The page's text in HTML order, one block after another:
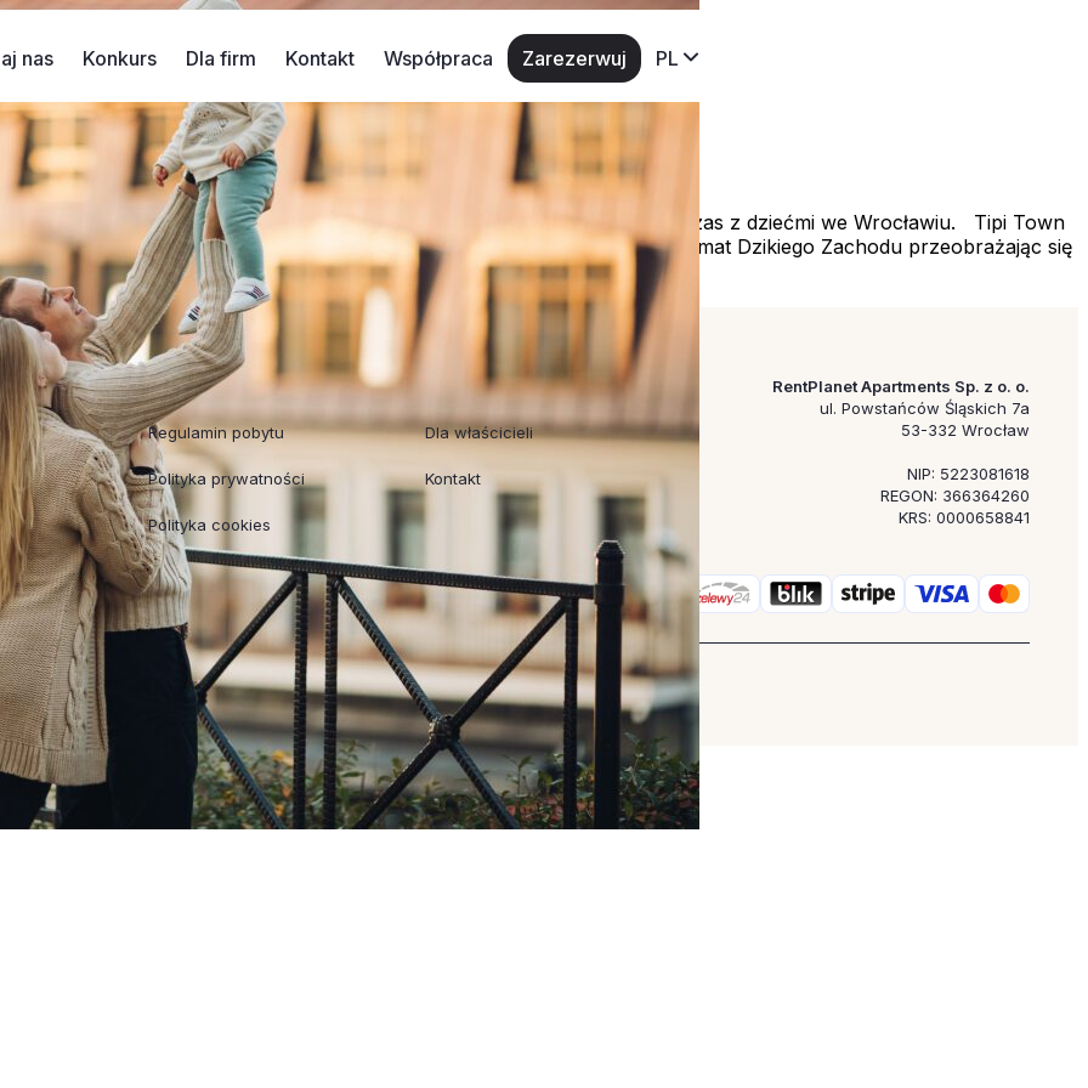
nas Konkurs Dla firm Kontakt Współpraca Zarezerwuj PL
dzieci
zastanawiasz się czy warto tu wpaść?;) Zobacz, jak najlepiej spędzić czas z dziećmi we Wrocławiu. Tipi Town
szalonego
Weźcie dzieciaki do indiańskiej wioski. Wczujcie się w klimat Dzikiego Zachodu przeobrażając się
Regulaminy
Regulamin pobytu
Polityka prywatności
Polityka cookies
Współpraca
Dla właścicieli
Kontakt
RentPlanet Apartments Sp. z o. o.
ul. Powstańców Śląskich 7a
53-332 Wrocław
NIP: 5223081618
REGON: 366364260
KRS: 0000658841